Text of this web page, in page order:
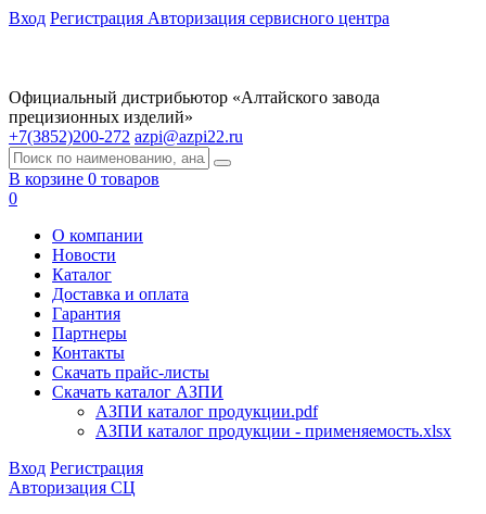
Вход Регистрация Авторизация сервисного центра
Официальный дистрибьютор «Алтайского завода
прецизионных изделий»
+7(3852)200-272 azpi@azpi22.ru
В корзине 0 товаров
0
О компании
Новости
Каталог
Доставка и оплата
Гарантия
Партнеры
Контакты
Скачать прайс-листы
Скачать каталог АЗПИ
АЗПИ каталог продукции.pdf
АЗПИ каталог продукции - применяемость.xlsx
Вход Регистрация
Авторизация СЦ